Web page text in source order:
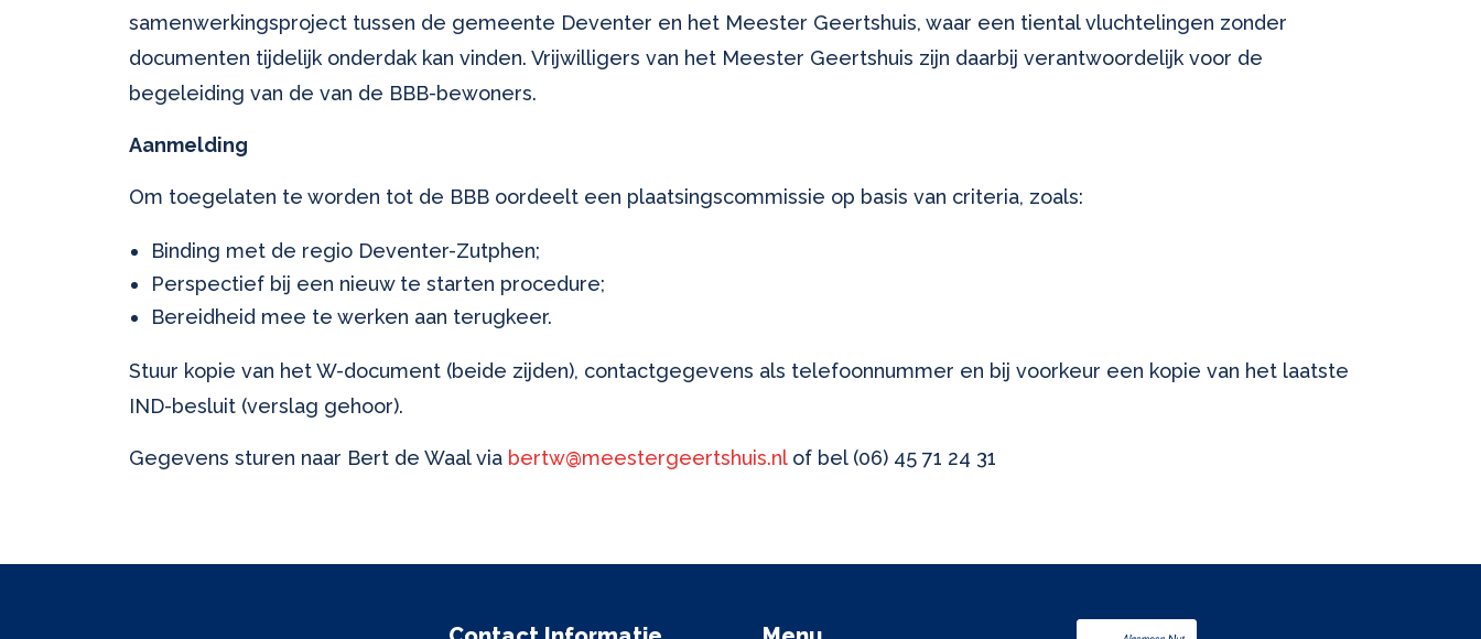
samenwerkingsproject tussen de gemeente Deventer en het Meester Geertshuis, waar een tiental vluchtelingen zonder
documenten tijdelijk onderdak kan vinden. Vrijwilligers van het Meester Geertshuis zijn daarbij verantwoordelijk voor de
begeleiding van de van de BBB-bewoners.
Aanmelding
Om toegelaten te worden tot de BBB oordeelt een plaatsingscommissie op basis van criteria, zoals:
Binding met de regio Deventer-Zutphen;
Perspectief bij een nieuw te starten procedure;
Bereidheid mee te werken aan terugkeer.
Stuur kopie van het W-document (beide zijden), contactgegevens als telefoonnummer en bij voorkeur een kopie van het laatste
IND-besluit (verslag gehoor).
Gegevens sturen naar Bert de Waal via bertw@meestergeertshuis.nlof bel (06) 45 71 24 31